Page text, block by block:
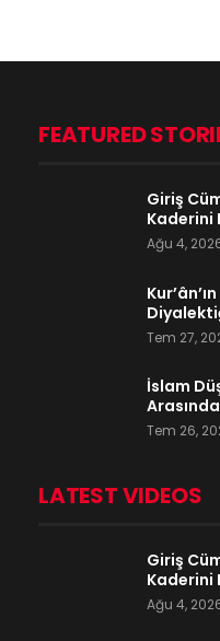
FEATURED
Giriş
Kaderini
Ağu 4,
Tem 27,
İslam
Tem 26,
LATEST VIDEOS
Giriş
Kaderini
Ağu 4,